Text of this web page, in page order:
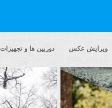
ویرایش عکس دوربین ها و تجهیزات